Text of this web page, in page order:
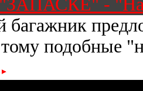
-
багажник
подобные